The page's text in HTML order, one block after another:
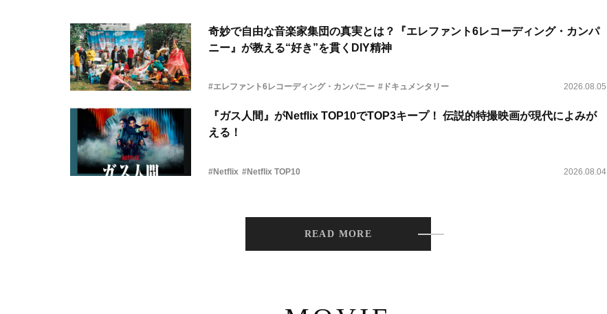
奇妙で自由な音楽家集団の真実とは？『エレファント6レコーディング・カンパ
ニー』が教える“好き”を貫くDIY精神
#エレファント6レコーディング・カンパニー #ドキュメンタリー 2026.08.05
『ガス人間』がNetflix TOP10でTOP3キープ！ 伝説的特撮映画が現代によみが
える！
#Netflix #Netflix TOP10 2026.08.04
READ MORE